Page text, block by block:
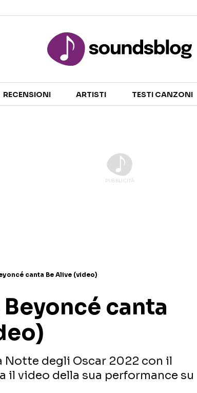
TALENT SHOW
RECENSIONI ARTISTI TESTI CANZONI
canta Be Alive (video)
canta
Notte degli Oscar 2022 con il
il video della sua performance su